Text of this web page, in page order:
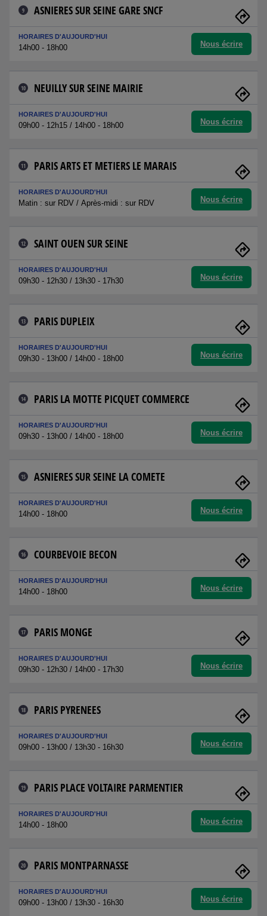
9 ASNIERES SUR SEINE GARE SNCF
HORAIRES D'AUJOURD'HUI
14h00 - 18h00 Nous écrire
10 NEUILLY SUR SEINE MAIRIE
HORAIRES D'AUJOURD'HUI
09h00 - 12h15 / 14h00 - 18h00 Nous écrire
11 PARIS ARTS ET METIERS LE MARAIS
HORAIRES D'AUJOURD'HUI
Matin : sur RDV / Après-midi : sur RDV Nous écrire
12 SAINT OUEN SUR SEINE
HORAIRES D'AUJOURD'HUI
09h30 - 12h30 / 13h30 - 17h30 Nous écrire
13 PARIS DUPLEIX
HORAIRES D'AUJOURD'HUI
09h30 - 13h00 / 14h00 - 18h00 Nous écrire
14 PARIS LA MOTTE PICQUET COMMERCE
HORAIRES D'AUJOURD'HUI
09h30 - 13h00 / 14h00 - 18h00 Nous écrire
15 ASNIERES SUR SEINE LA COMETE
HORAIRES D'AUJOURD'HUI
14h00 - 18h00 Nous écrire
16 COURBEVOIE BECON
HORAIRES D'AUJOURD'HUI
14h00 - 18h00 Nous écrire
17 PARIS MONGE
HORAIRES D'AUJOURD'HUI
09h30 - 12h30 / 14h00 - 17h30 Nous écrire
18 PARIS PYRENEES
HORAIRES D'AUJOURD'HUI
09h00 - 13h00 / 13h30 - 16h30 Nous écrire
19 PARIS PLACE VOLTAIRE PARMENTIER
HORAIRES D'AUJOURD'HUI
14h00 - 18h00 Nous écrire
20 PARIS MONTPARNASSE
HORAIRES D'AUJOURD'HUI
09h00 - 13h00 / 13h30 - 16h30 Nous écrire